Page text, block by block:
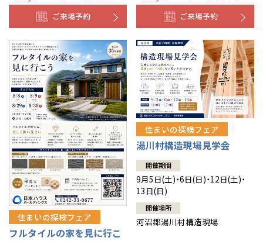
ご来場予約 ご来場予約
住まいの探検フェア
フルタイルの家を見に行こ
住まいの探検フェア
湯川村構造現場見学会
開催期間
9月5日(土)・6日(日)・12日(土)・
13日(日)
開催場所
河沼郡湯川村構造現場